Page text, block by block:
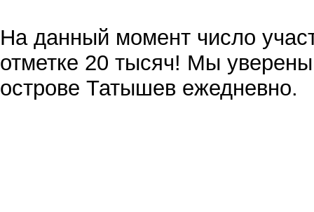
На данный момент число
отметке 20 тысяч! Мы
острове Татышев ежедневно.